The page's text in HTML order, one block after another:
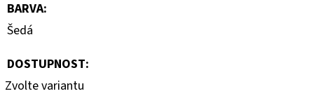
BARVA:
Šedá
DOSTUPNOST:
Zvolte variantu